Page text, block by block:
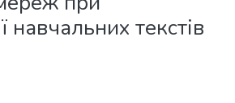
навчальних текстів